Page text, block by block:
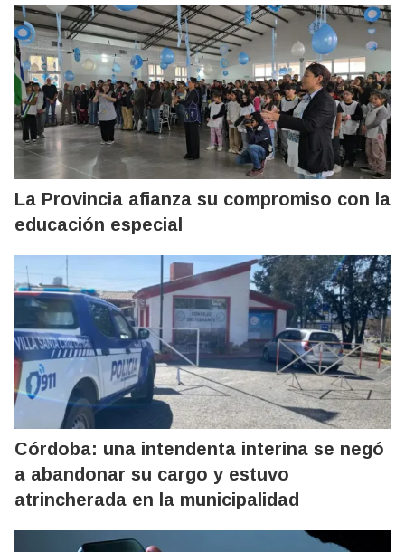
La Provincia afianza su compromiso con la
educación especial
Córdoba: una intendenta interina se negó
a abandonar su cargo y estuvo
atrincherada en la municipalidad